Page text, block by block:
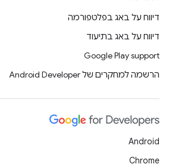
דיווח על באג בפלטפורמה
דיווח על באג בתיעוד
Google Play support
הרשמה למחקרים של Android Developer
Android
Chrome